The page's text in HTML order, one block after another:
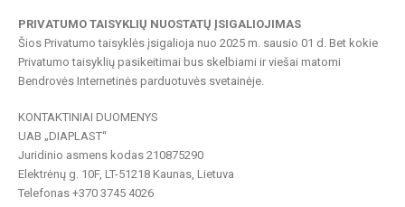
PRIVATUMO TAISYKLIŲ NUOSTATŲ ĮSIGALIOJIMAS
Šios Privatumo taisyklės įsigalioja nuo 2025 m. sausio 01 d. Bet kokie
Privatumo taisyklių pasikeitimai bus skelbiami ir viešai matomi
Bendrovės Internetinės parduotuvės svetainėje.
KONTAKTINIAI DUOMENYS
UAB „DIAPLAST“
Juridinio asmens kodas 210875290
Elektrėnų g. 10F, LT-51218 Kaunas, Lietuva
Telefonas +370 3745 4026